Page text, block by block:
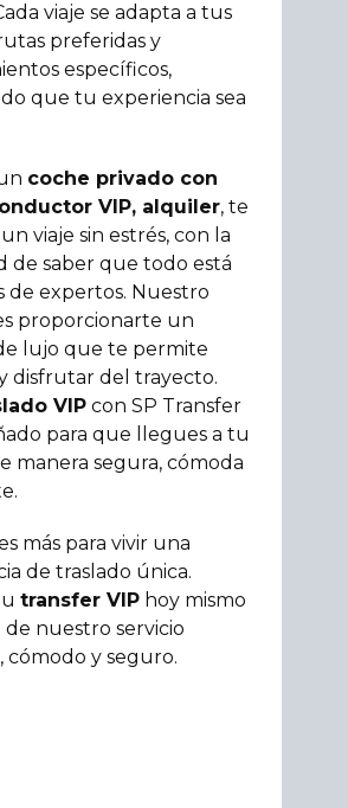
viaje se adapta a tus
preferidas y
específicos,
que tu experiencia sea
coche privado con
VIP, alquiler, te
viaje sin estrés, con la
de saber que todo está
de expertos. Nuestro
proporcionarte un
lujo que te permite
disfrutar del trayecto.
VIP con SP Transfer
para que llegues a tu
manera segura, cómoda
más para vivir una
de traslado única.
transfer VIP hoy mismo
nuestro servicio
cómodo y seguro.